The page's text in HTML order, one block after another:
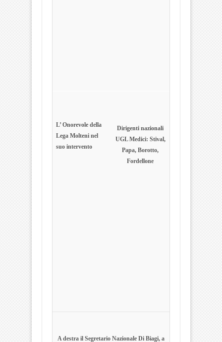
L’ Onorevole della
Lega Molteni nel
suo intervento
Dirigenti nazionali
UGL Medici: Stival,
Papa, Borotto,
Fordellone
A destra il Segretario Nazionale Di Biagi, a